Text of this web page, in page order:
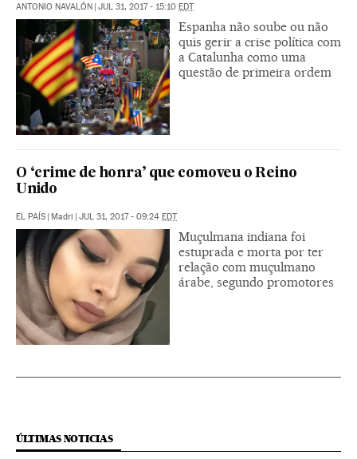
ANTONIO NAVALÓN | JUL 31, 2017 - 15:10 EDT
Espanha não soube ou não
quis gerir a crise política com
a Catalunha como uma
questão de primeira ordem
O ‘crime de honra’ que comoveu o Reino
Unido
EL PAÍS | Madri | JUL 31, 2017 - 09:24 EDT
Muçulmana indiana foi
estuprada e morta por ter
relação com muçulmano
árabe, segundo promotores
ÚLTIMAS NOTICIAS